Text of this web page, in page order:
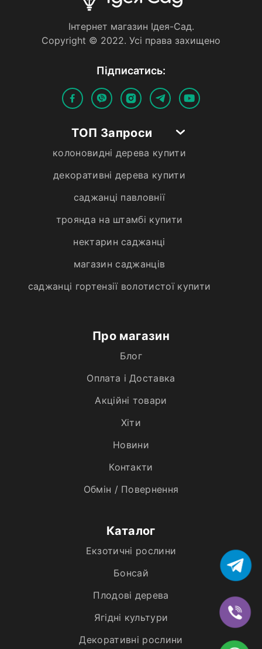
Iнтернет магазин Iдея-Сад.
Copyright © 2022. Усi права захищено
Пiдписатись:
ТОП Запроси
колоновидні дерева купити
декоративні дерева купити
саджанці павловнії
троянда на штамбі купити
нектарин саджанці
магазин саджанців
саджанці гортензії волотистої купити
Про магазин
Блог
Оплата і Доставка
Акційні товари
Хiти
Новини
Контакти
Обмін / Повернення
Каталог
Екзотичні рослини
Бонсай
Плодові дерева
Ягідні культури
Декоративні рослини